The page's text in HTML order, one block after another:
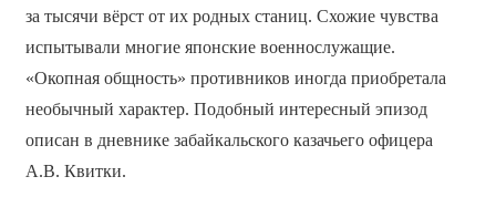
за тысячи вёрст от их родных станиц. Схожие чувства
испытывали многие японские военнослужащие.
«Окопная общность» противников иногда приобретала
необычный характер. Подобный интересный эпизод
описан в дневнике забайкальского казачьего офицера
А.В. Квитки.